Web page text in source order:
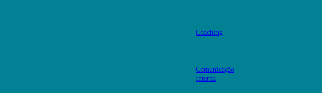
Coaching
Comunicação
Interna